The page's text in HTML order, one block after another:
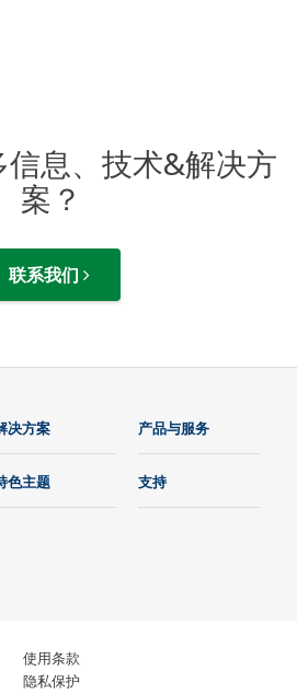
息、技术&解决方
案？
联系我们
决方案 产品与服务
色主题 支持
使用条款
隐私保护